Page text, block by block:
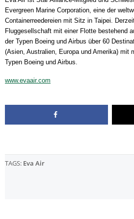
Evergreen Marine Corporation, eine der
Containerreedereien mit Sitz in Taipei.
Fluggesellschaft mit einer Flotte bestehend
der Typen Boeing und Airbus über 60
(Asien, Australien, Europa und Amerika) mit
Typen Boeing und Airbus.
www.evaair.com
TAGS: Eva Air